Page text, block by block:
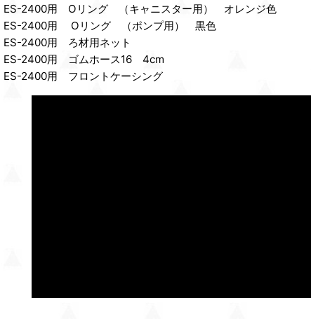
ES-2400用 Oリング （キャニスター用） オレンジ色
ES-2400用 Oリング （ポンプ用） 黒色
ES-2400用 ろ材用ネット
ES-2400用 ゴムホース16 4cm
ES-2400用 フロントケーシング